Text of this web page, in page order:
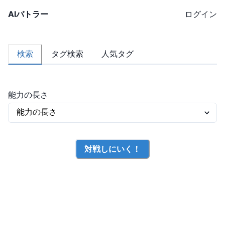
AIバトラー ログイン
検索 タグ検索 人気タグ
能力の長さ
対戦しにいく！